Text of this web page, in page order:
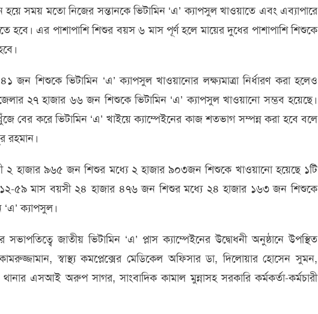
সময় মতো নিজের সন্তানকে ভিটামিন ‘এ’ ক্যাপসুল খাওয়াতে এবং এব্যাপারে
এর পাশাপাশি শিশুর বয়স ৬ মাস পূর্ণ হলে মায়ের দুধের পাশাপাশি শিশুকে
জন শিশুকে ভিটামিন ‘এ’ ক্যাপসুল খাওয়ানোর লক্ষ্যমাত্রা নির্ধারণ করা হলেও
২৭ হাজার ৬৬ জন শিশুকে ভিটামিন ‘এ’ ক্যাপসুল খাওয়ানো সম্ভব হয়েছে।
বের করে ভিটামিন ‘এ’ খাইয়ে ক্যাম্পেইনের কাজ শতভাগ সম্পন্ন করা হবে বলে
রহমান।
২ হাজার ৯৬৫ জন শিশুর মধ্যে ২ হাজার ৯০৩জন শিশুকে খাওয়ানো হয়েছে ১টি
১২-৫৯ মাস বয়সী ২৪ হাজার ৪৭৬ জন শিশুর মধ্যে ২৪ হাজার ১৬৩ জন শিশুকে
‘এ’ ক্যাপসুল।
জাতীয় ভিটামিন ‘এ’ প্লাস ক্যাম্পেইনের উদ্বোধনী অনুষ্ঠানে উপস্থিত
স্বাস্থ্য কমপ্লেক্সের মেডিকেল অফিসার ডা, দিলোয়ার হোসেন সুমন,
এসআই অরুপ সাগর, সাংবাদিক কামাল মুন্নাসহ সরকারি কর্মকর্তা-কর্মচারী